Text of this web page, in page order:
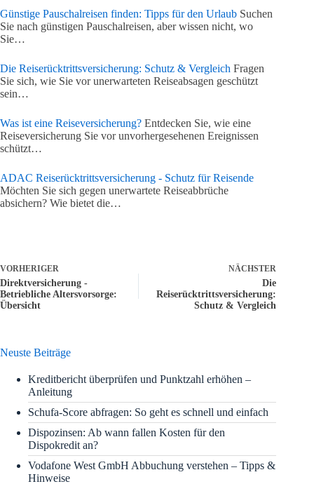
Günstige Pauschalreisen finden: Tipps für den Urlaub Suchen
Sie nach günstigen Pauschalreisen, aber wissen nicht, wo
Sie…
Die Reiserücktrittsversicherung: Schutz & Vergleich Fragen
Sie sich, wie Sie vor unerwarteten Reiseabsagen geschützt
sein…
Was ist eine Reiseversicherung? Entdecken Sie, wie eine
Reiseversicherung Sie vor unvorhergesehenen Ereignissen
schützt…
ADAC Reiserücktrittsversicherung - Schutz für Reisende
Möchten Sie sich gegen unerwartete Reiseabbrüche
absichern? Wie bietet die…
VORHERIGER
Direktversicherung -
Betriebliche Altersvorsorge:
Übersicht
NÄCHSTER
Die
Reiserücktrittsversicherung:
Schutz & Vergleich
Neuste Beiträge
Kreditbericht überprüfen und Punktzahl erhöhen –
Anleitung
Schufa-Score abfragen: So geht es schnell und einfach
Dispozinsen: Ab wann fallen Kosten für den
Dispokredit an?
Vodafone West GmbH Abbuchung verstehen – Tipps &
Hinweise